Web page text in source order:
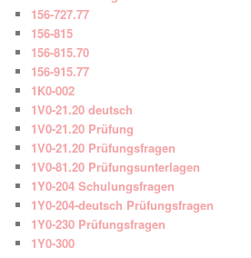
156-727.77
156-815
156-815.70
156-915.77
1K0-002
1V0-21.20 deutsch
1V0-21.20 Prüfung
1V0-21.20 Prüfungsfragen
1V0-81.20 Prüfungsunterlagen
1Y0-204 Schulungsfragen
1Y0-204-deutsch Prüfungsfragen
1Y0-230 Prüfungsfragen
1Y0-300